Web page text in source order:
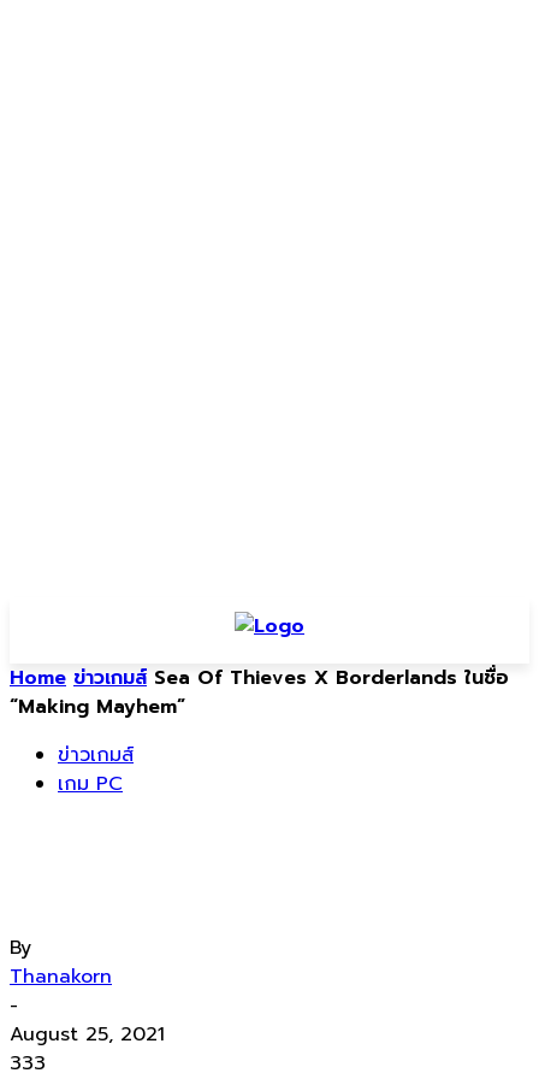
Home ข่าวเกมส์ Sea Of Thieves X Borderlands ในชื่อ
“Making Mayhem”
ข่าวเกมส์
เกม PC
By
Thanakorn
-
August 25, 2021
333